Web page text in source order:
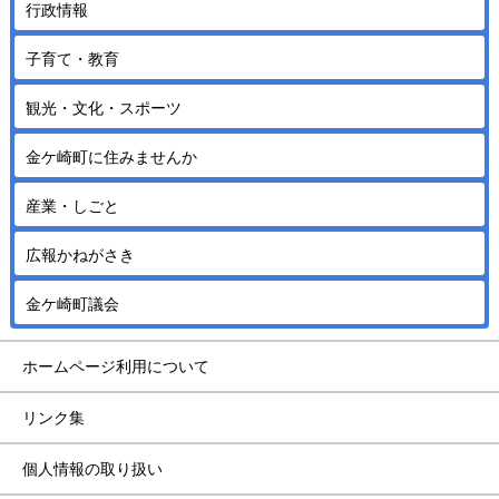
行政情報
子育て・教育
観光・文化・スポーツ
金ケ崎町に住みませんか
産業・しごと
広報かねがさき
金ケ崎町議会
ホームページ利用について
リンク集
個人情報の取り扱い